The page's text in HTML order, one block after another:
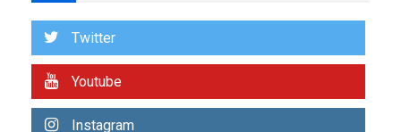
2
Argentina para despedir a
Twitter
Youtube
Instagram